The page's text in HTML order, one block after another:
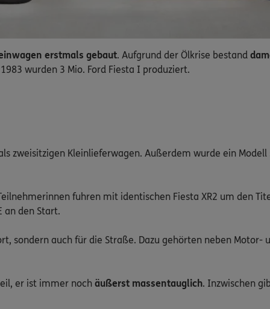
erstmals gebaut. Aufgrund der Ölkrise bestand
wurden 3 Mio. Ford Fiesta I produziert.
zweisitzigen Kleinlieferwagen. Außerdem wurde ein
fuhren mit identischen Fiesta XR2 um den
an den Start.
sondern auch für die Straße. Dazu gehörten neben Motor-
er ist immer noch äußerst massentauglich. Inzwischen